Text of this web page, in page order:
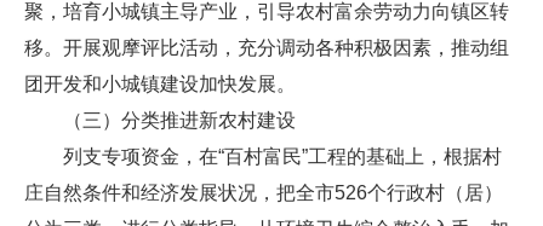
聚，培育小城镇主导产业，引导农村富余劳动力向镇区转
移。开展观摩评比活动，充分调动各种积极因素，推动组
团开发和小城镇建设加快发展。
（三）分类推进新农村建设
列支专项资金，在“百村富民”工程的基础上，根据村
庄自然条件和经济发展状况，把全市526个行政村（居）